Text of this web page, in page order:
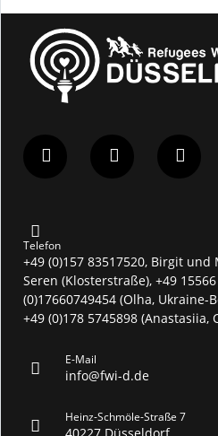
Telefon
+49 (0)157 83517520, Birgit und
Seren (Klosterstraße), +49
(0)17660749454 (Olha, Ukraine-
+49 (0)178 5745898 (Anastasiia,
E-Mail
info@fwi-d.de
Heinz-Schmöle-Straße 7